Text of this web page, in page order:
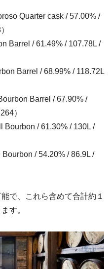
Quarter cask / 57.00% /
Barrel / 61.49% / 107.78L /
Barrel / 68.99% / 118.72L
Barrel / 67.90% /
）
Bourbon / 61.30% / 130L /
/ 54.20% / 86.9L /
で、これら含めて合計約１
す。